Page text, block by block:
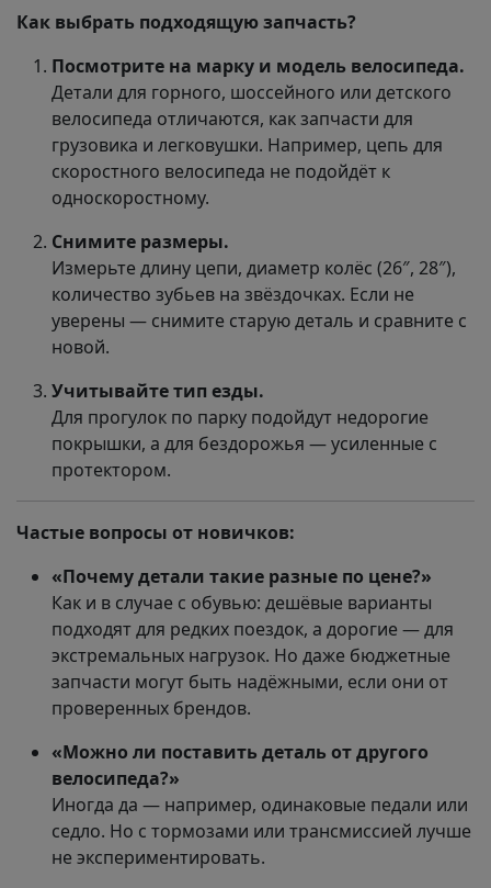
Как выбрать подходящую запчасть?
Посмотрите на марку и модель велосипеда.
Детали для горного, шоссейного или детского
велосипеда отличаются, как запчасти для
грузовика и легковушки. Например, цепь для
скоростного велосипеда не подойдёт к
односкоростному.
Снимите размеры.
Измерьте длину цепи, диаметр колёс (26″, 28″),
количество зубьев на звёздочках. Если не
уверены — снимите старую деталь и сравните с
новой.
Учитывайте тип езды.
Для прогулок по парку подойдут недорогие
покрышки, а для бездорожья — усиленные с
протектором.
Частые вопросы от новичков:
«Почему детали такие разные по цене?»
Как и в случае с обувью: дешёвые варианты
подходят для редких поездок, а дорогие — для
экстремальных нагрузок. Но даже бюджетные
запчасти могут быть надёжными, если они от
проверенных брендов.
«Можно ли поставить деталь от другого
велосипеда?»
Иногда да — например, одинаковые педали или
седло. Но с тормозами или трансмиссией лучше
не экспериментировать.